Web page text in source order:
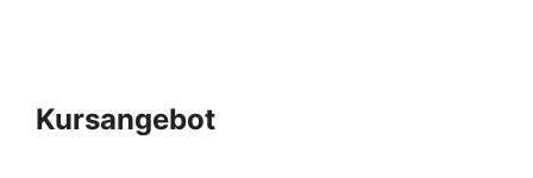
Kursangebot